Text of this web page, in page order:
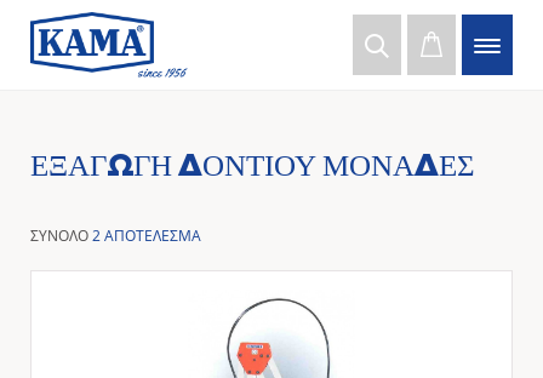
ΕΞΑΓΩΓΉ ΔΟΝΤΙΟΎ ΜΟΝΆΔΕΣ
ΣΥΝΟΛΟ2 ΑΠΟΤΕΛΕΣΜΑ